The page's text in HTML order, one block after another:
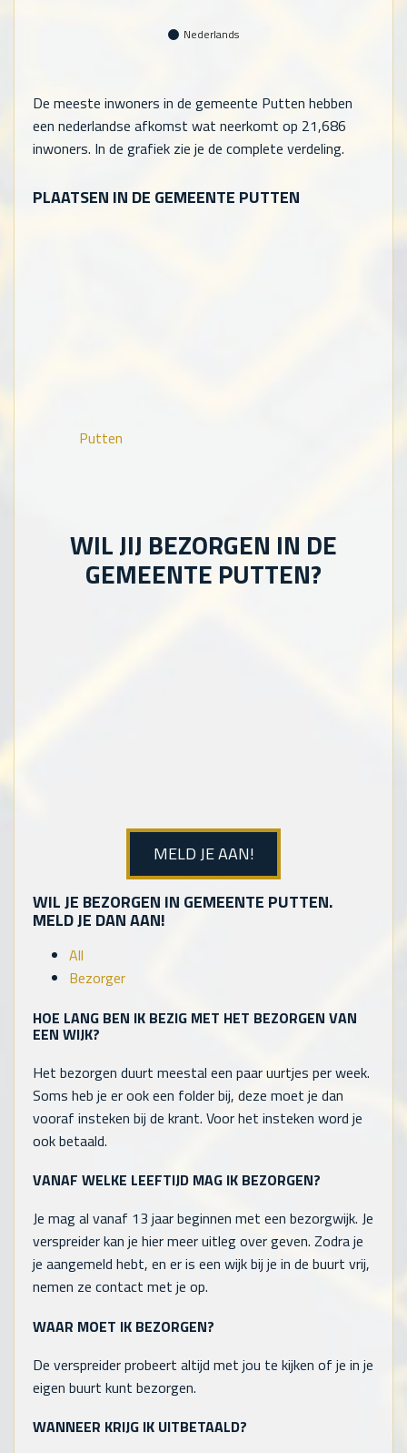
Nederlands
De meeste inwoners in de gemeente Putten hebben
een nederlandse afkomst wat neerkomt op 21,686
inwoners. In de grafiek zie je de complete verdeling.
PLAATSEN IN DE GEMEENTE PUTTEN
Putten
WIL JIJ BEZORGEN IN DE
GEMEENTE PUTTEN?
MELD JE AAN!
WIL JE BEZORGEN IN GEMEENTE PUTTEN.
MELD JE DAN AAN!
All
Bezorger
HOE LANG BEN IK BEZIG MET HET BEZORGEN VAN
EEN WIJK?
Het bezorgen duurt meestal een paar uurtjes per week.
Soms heb je er ook een folder bij, deze moet je dan
vooraf insteken bij de krant. Voor het insteken word je
ook betaald.
VANAF WELKE LEEFTIJD MAG IK BEZORGEN?
Je mag al vanaf 13 jaar beginnen met een bezorgwijk. Je
verspreider kan je hier meer uitleg over geven. Zodra je
je aangemeld hebt, en er is een wijk bij je in de buurt vrij,
nemen ze contact met je op.
WAAR MOET IK BEZORGEN?
De verspreider probeert altijd met jou te kijken of je in je
eigen buurt kunt bezorgen.
WANNEER KRIJG IK UITBETAALD?